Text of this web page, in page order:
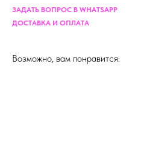
ЗАДАТЬ ВОПРОС В WHATSAPP
ДОСТАВКА И ОПЛАТА
Возможно, вам понравится: